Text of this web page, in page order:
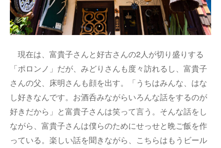
現在は、富貴子さんと好古さんの2人が切り盛りする
「ポロンノ」だが、みどりさんも度々訪れるし、富貴子
さんの父、床明さんも顔を出す。「うちはみんな、はな
し好きなんです。お酒呑みながらいろんな話をするのが
好きだから」と富貴子さんは笑って言う。そんな話をし
ながら、富貴子さんは僕らのためにせっせと晩ご飯を作
っている。楽しい話を聞きながら、こちらはもうビール